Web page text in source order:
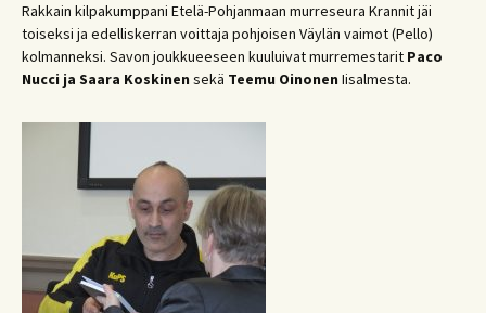
Rakkain kilpakumppani Etelä-Pohjanmaan murreseura Krannit jäi
toiseksi ja edelliskerran voittaja pohjoisen Väylän vaimot (Pello)
kolmanneksi. Savon joukkueeseen kuuluivat murremestarit Paco
Nucci ja Saara Koskinen sekä Teemu Oinonen Iisalmesta.